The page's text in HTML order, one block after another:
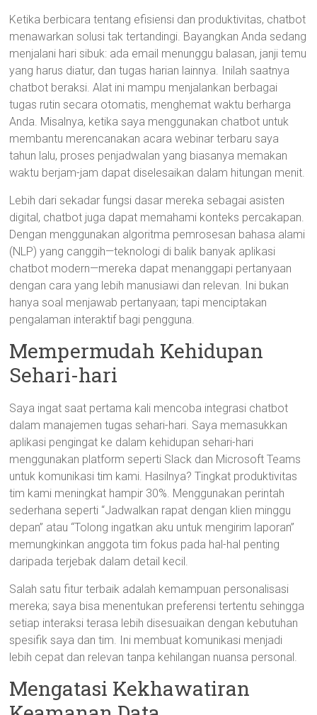
Ketika berbicara tentang efisiensi dan produktivitas, chatbot
menawarkan solusi tak tertandingi. Bayangkan Anda sedang
menjalani hari sibuk: ada email menunggu balasan, janji temu
yang harus diatur, dan tugas harian lainnya. Inilah saatnya
chatbot beraksi. Alat ini mampu menjalankan berbagai
tugas rutin secara otomatis, menghemat waktu berharga
Anda. Misalnya, ketika saya menggunakan chatbot untuk
membantu merencanakan acara webinar terbaru saya
tahun lalu, proses penjadwalan yang biasanya memakan
waktu berjam-jam dapat diselesaikan dalam hitungan menit.
Lebih dari sekadar fungsi dasar mereka sebagai asisten
digital, chatbot juga dapat memahami konteks percakapan.
Dengan menggunakan algoritma pemrosesan bahasa alami
(NLP) yang canggih—teknologi di balik banyak aplikasi
chatbot modern—mereka dapat menanggapi pertanyaan
dengan cara yang lebih manusiawi dan relevan. Ini bukan
hanya soal menjawab pertanyaan; tapi menciptakan
pengalaman interaktif bagi pengguna.
Mempermudah Kehidupan
Sehari-hari
Saya ingat saat pertama kali mencoba integrasi chatbot
dalam manajemen tugas sehari-hari. Saya memasukkan
aplikasi pengingat ke dalam kehidupan sehari-hari
menggunakan platform seperti Slack dan Microsoft Teams
untuk komunikasi tim kami. Hasilnya? Tingkat produktivitas
tim kami meningkat hampir 30%. Menggunakan perintah
sederhana seperti “Jadwalkan rapat dengan klien minggu
depan” atau “Tolong ingatkan aku untuk mengirim laporan”
memungkinkan anggota tim fokus pada hal-hal penting
daripada terjebak dalam detail kecil.
Salah satu fitur terbaik adalah kemampuan personalisasi
mereka; saya bisa menentukan preferensi tertentu sehingga
setiap interaksi terasa lebih disesuaikan dengan kebutuhan
spesifik saya dan tim. Ini membuat komunikasi menjadi
lebih cepat dan relevan tanpa kehilangan nuansa personal.
Mengatasi Kekhawatiran